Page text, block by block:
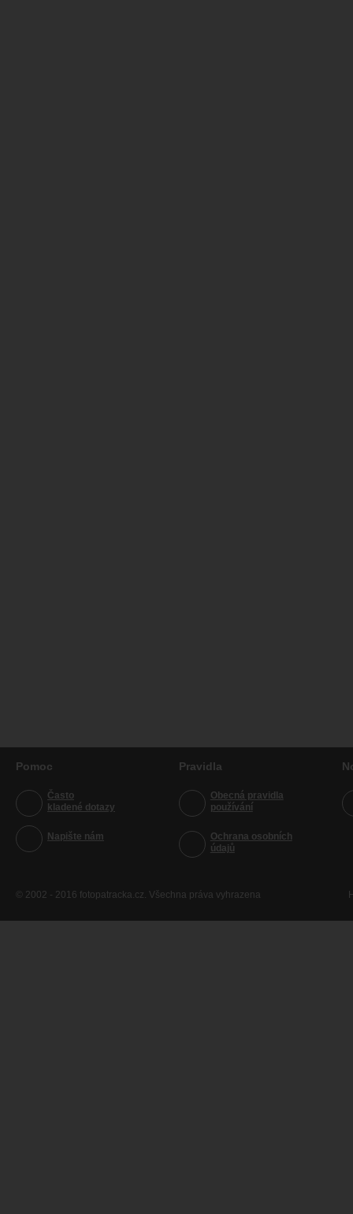
Pomoc
Často
kladené dotazy
Napište nám
Pravidla
Obecná pravidla
používání
Ochrana osobních
údajů
© 2002 - 2016 fotopatracka.cz. Všechna práva vyhrazena